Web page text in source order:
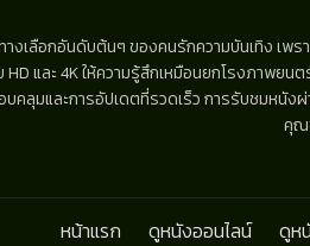
งเลือกอันดับต้นๆ ของคนรักความบันเทิง เพร
และ 4K ให้ความรู้สึกเหมือนยกโรงภาพยน
ลุมและการอัปเดตที่รวดเร็ว การรับชมหนัง
คุณ
หน้าแรก ดูหนังออนไลน์ ดูห